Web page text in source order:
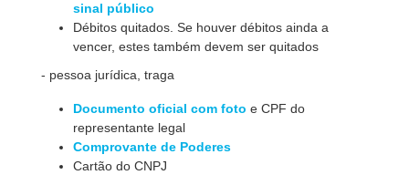
sinal público
Débitos quitados. Se houver débitos ainda a
vencer, estes também devem ser quitados
- pessoa jurídica, traga
Documento oficial com foto e CPF do
representante legal
Comprovante de Poderes
Cartão do CNPJ